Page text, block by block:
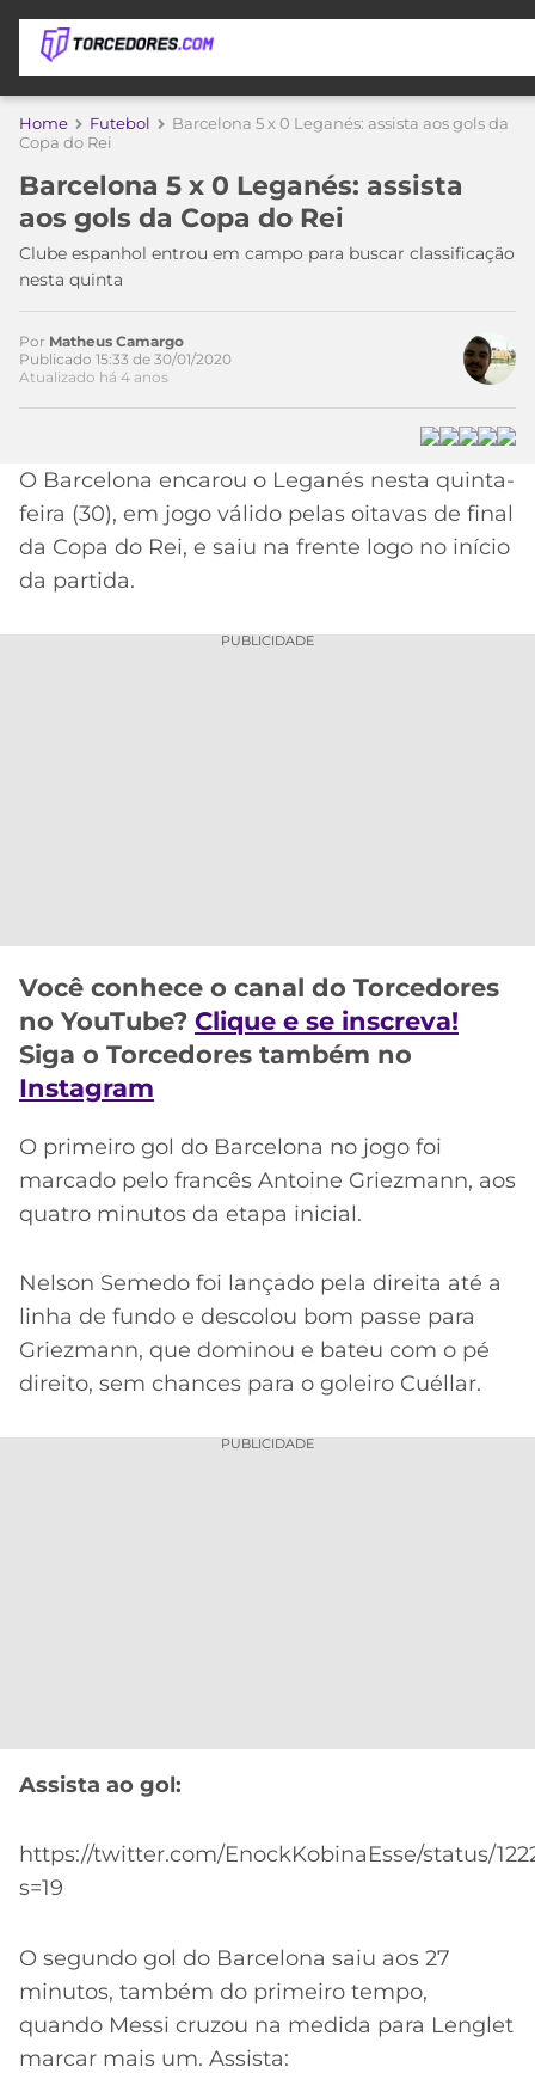
APOSTAS
DE
APOSTA
MELHORES
SITES
DE
APOSTAS
2026
PROMOCIONAL
BETBOOM
CÓDIGO
CASSINOS
ONLINE
MELHORES
CASSINOS
ONLINE
COPA
DO
MUNDO
TIMES
MEU
PALMEIRAS
CORINTHIANS
SÃO
VASCO
INTERNACIONAL
ATLÉTICO
MG
CRUZEIRO
CAMPEONATOS
BRASILEIRÃO
SÉRIE
LIGA
DOS
CAMPEÕES
MÍDIA
ESPORTIVA
MERCADO
Home Futebol
Barcelona 5 x 0 Leganés: assista aos gols da
Copa do Rei
Barcelona 5 x 0 Leganés: assista
aos gols da Copa do Rei
Clube espanhol entrou em campo para buscar classificação
nesta quinta
Acesse o perfil do autor
no Twitter
Por Matheus Camargo
Publicado 15:33 de 30/01/2020
Atualizado há 4 anos
O Barcelona encarou o Leganés nesta quinta-
feira (30), em jogo válido pelas oitavas de final
da Copa do Rei, e saiu na frente logo no início
da partida.
PUBLICIDADE
Você conhece o canal do Torcedores
no YouTube? Clique e se inscreva!
Siga o Torcedores também no
Instagram
O primeiro gol do Barcelona no jogo foi
marcado pelo francês Antoine Griezmann, aos
quatro minutos da etapa inicial.
Nelson Semedo foi lançado pela direita até a
linha de fundo e descolou bom passe para
Griezmann, que dominou e bateu com o pé
direito, sem chances para o goleiro Cuéllar.
PUBLICIDADE
Assista ao gol:
https://twitter.com/EnockKobinaEsse/status/
s=19
O segundo gol do Barcelona saiu aos 27
minutos, também do primeiro tempo,
quando Messi cruzou na medida para Lenglet
marcar mais um. Assista: